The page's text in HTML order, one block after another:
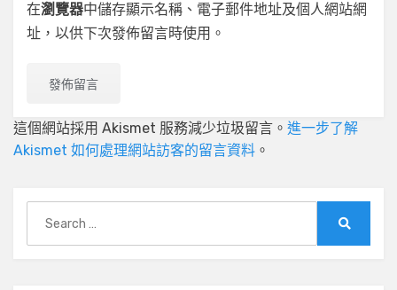
在瀏覽器中儲存顯示名稱、電子郵件地址及個人網站網
址，以供下次發佈留言時使用。
這個網站採用 Akismet 服務減少垃圾留言。 進一步了解
Akismet 如何處理網站訪客的留言資料 。
for: